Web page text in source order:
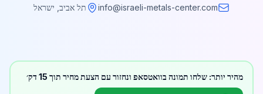
info@israeli-metals-center.com תל אביב, ישראל
מהיר יותר: שלחו תמונה בוואטסאפ ונחזור עם הצעת מחיר תוך 15 דק׳